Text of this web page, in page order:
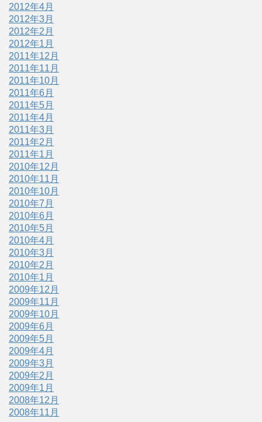
2012年4月
2012年3月
2012年2月
2012年1月
2011年12月
2011年11月
2011年10月
2011年6月
2011年5月
2011年4月
2011年3月
2011年2月
2011年1月
2010年12月
2010年11月
2010年10月
2010年7月
2010年6月
2010年5月
2010年4月
2010年3月
2010年2月
2010年1月
2009年12月
2009年11月
2009年10月
2009年6月
2009年5月
2009年4月
2009年3月
2009年2月
2009年1月
2008年12月
2008年11月